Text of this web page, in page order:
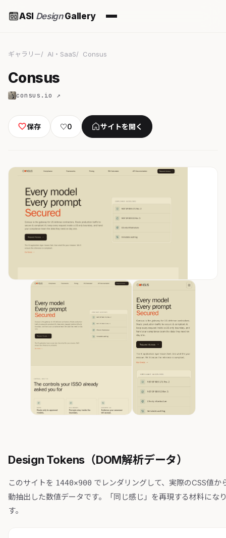
ASI DesignGallery
ギャラリー AI・SaaS Consus
Consus
consus.io ↗
保存 ♡0 サイトを開く
Design Tokens（DOM解析データ）
このサイトを 1440×900 でレンダリングして、実際のCSS値か
動抽出した数値データです。「同じ感じ」を再現する材料にな
す。